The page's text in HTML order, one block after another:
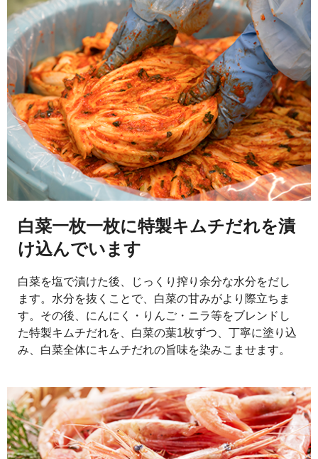
白菜一枚一枚に特製キムチだれを漬
け込んでいます
白菜を塩で漬けた後、じっくり搾り余分な水分をだし
ます。水分を抜くことで、白菜の甘みがより際立ちま
す。その後、にんにく・りんご・ニラ等をブレンドし
た特製キムチだれを、白菜の葉1枚ずつ、丁寧に塗り込
み、白菜全体にキムチだれの旨味を染みこませます。